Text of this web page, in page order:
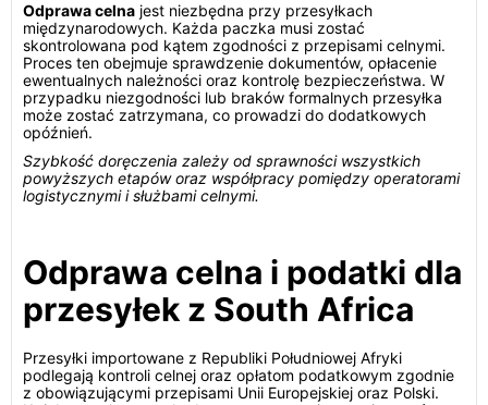
Odprawa celna jest niezbędna przy przesyłkach
międzynarodowych. Każda paczka musi zostać
skontrolowana pod kątem zgodności z przepisami celnymi.
Proces ten obejmuje sprawdzenie dokumentów, opłacenie
ewentualnych należności oraz kontrolę bezpieczeństwa. W
przypadku niezgodności lub braków formalnych przesyłka
może zostać zatrzymana, co prowadzi do dodatkowych
opóźnień.
Szybkość doręczenia zależy od sprawności wszystkich
powyższych etapów oraz współpracy pomiędzy operatorami
logistycznymi i służbami celnymi.
Odprawa celna i podatki dla
przesyłek z South Africa
Przesyłki importowane z Republiki Południowej Afryki
podlegają kontroli celnej oraz opłatom podatkowym zgodnie
z obowiązującymi przepisami Unii Europejskiej oraz Polski.